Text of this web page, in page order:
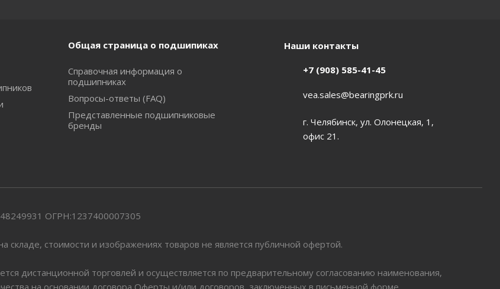
Общая страница о подшипиках
Справочная информация о
подшипниках
Вопросы-ответы (FAQ)
Представленные подшипниковые
бренды
Наши контакты
+7 (908) 585-41-45
vea.sales@bearingprk.ru
г. Челябинск, ул. Олонецкая, 1,
офис 21.
ОГРН:1237400007305
складе, стоимости и изображениях товаров не является публичной офертой.
дистанционной торговлей и осуществляется по предварительному согласованию наименования,
на основании договора Оферты и/или договоров, заключенных в письменной форме.